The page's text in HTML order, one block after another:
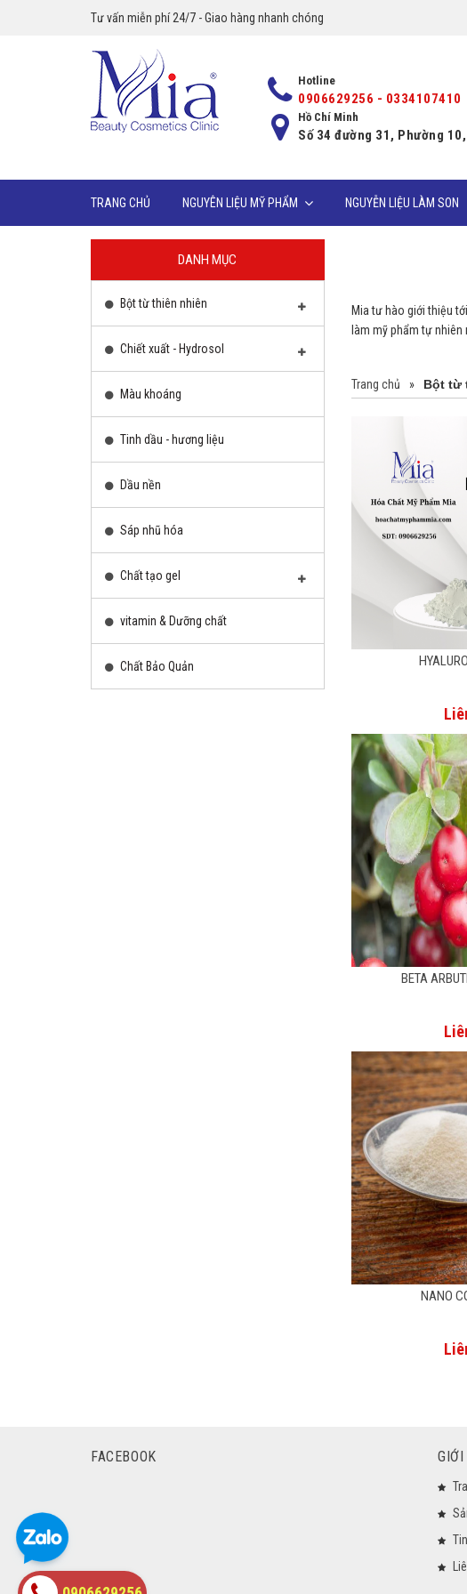
Tư vấn miễn phí 24/7 - Giao hàng nhanh chóng
Hotline
0906629256 - 0334107410
Hồ Chí Minh
Số 34 đường 31, Phường
TRANG CHỦ NGUYÊN LIỆU MỸ PHẨM NGUYỄN LIỆU LÀM SON
DANH MỤC
Bột từ thiên nhiên
Chiết xuất - Hydrosol
Màu khoáng
Tinh dầu - hương liệu
Dầu nền
Sáp nhũ hóa
Chất tạo gel
vitamin & Dưỡng chất
Chất Bảo Quản
Mia tư hào giới thiệu
làm mỹ phẩm tự
Trang chủ » Bột từ
BETA
NANO
FACEBOOK